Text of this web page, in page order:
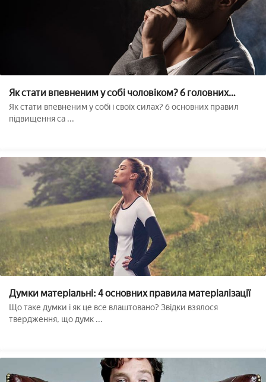
Як стати впевненим у собі чоловіком? 6 головних
правил
Як стати впевненим у собі і своїх силах? 6 основних правил
підвищення са ...
Думки матеріальні: 4 основних правила матеріалізації
Що таке думки і як це все влаштовано? Звідки взялося
твердження, що думк ...